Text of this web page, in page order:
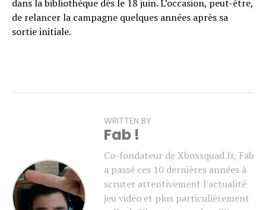
dans la bibliothèque dès le 18 juin. L’occasion, peut-être,
de relancer la campagne quelques années après sa
sortie initiale.
WRITTEN BY
Fab !
Co-fondateur de Xboxsquad.fr, Fab
a passé ces 10 dernières années à
scruter attentivement l'actualité
jeu vidéo et plus particulièrement